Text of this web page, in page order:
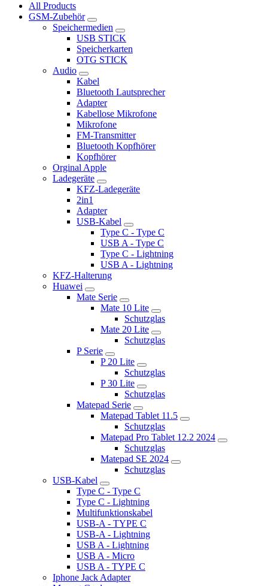
All Products
GSM-Zubehör
Speichermedien
USB STICK
Speicherkarten
OTG STICK
Audio
Kabel
Bluetooth Lautsprecher
Adapter
Kabellose Mikrofone
Mikrofone
FM-Transmitter
Bluetooth Kopfhörer
Kopfhörer
Orginal Apple
Ladegeräte
KFZ-Ladegeräte
2in1
Adapter
USB-Kabel
Type C - Type C
USB A - Type C
Type C - Lightning
USB A - Lightning
KFZ-Halterung
Huawei
Mate Serie
Mate 10 Lite
Schutzglas
Mate 20 Lite
Schutzglas
P Serie
P 20 Lite
Schutzglas
P 30 Lite
Schutzglas
Matepad Serie
Matepad Tablet 11.5
Schutzglas
Matepad Pro Tablet 12.2 2024
Schutzglas
Matepad SE 2024
Schutzglas
USB-Kabel
Type C - Type C
Type C - Lightning
Multifunktionskabel
USB-A - TYPE C
USB-A - Lightning
USB A - Lightning
USB A - Micro
USB A - TYPE C
Iphone Jack Adapter